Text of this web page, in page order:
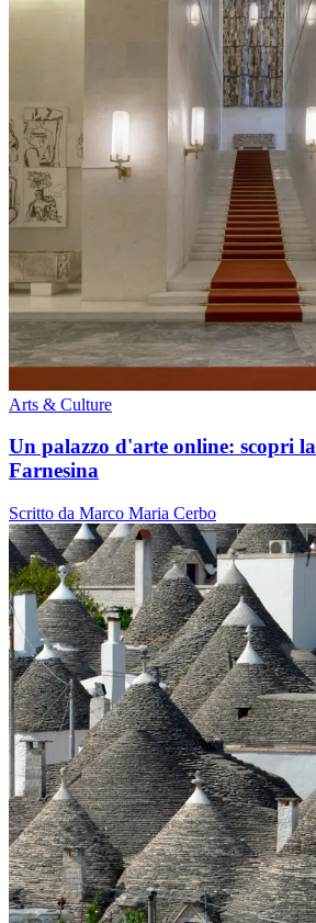
Arts & Culture
Un palazzo d'arte online: scopri
Farnesina
Scritto da Marco Maria Cerbo